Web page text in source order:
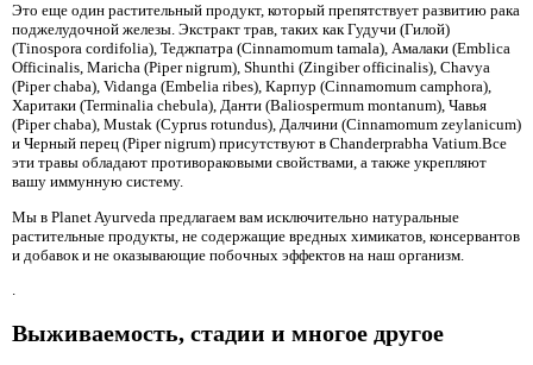
Это еще один растительный продукт, который препятствует развитию рака
поджелудочной железы. Экстракт трав, таких как Гудучи (Гилой)
(Tinospora cordifolia), Теджпатра (Cinnamomum tamala), Амалаки (Emblica
Officinalis, Maricha (Piper nigrum), Shunthi (Zingiber officinalis), Chavya
(Piper chaba), Vidanga (Embelia ribes), Карпур (Cinnamomum camphora),
Харитаки (Terminalia chebula), Данти (Baliospermum montanum), Чавья
(Piper chaba), Mustak (Cyprus rotundus), Далчини (Cinnamomum zeylanicum)
и Черный перец (Piper nigrum) присутствуют в Chanderprabha Vatium.Все
эти травы обладают противораковыми свойствами, а также укрепляют
вашу иммунную систему.
Мы в Planet Ayurveda предлагаем вам исключительно натуральные
растительные продукты, не содержащие вредных химикатов, консервантов
и добавок и не оказывающие побочных эффектов на наш организм.
.
Выживаемость, стадии и многое другое